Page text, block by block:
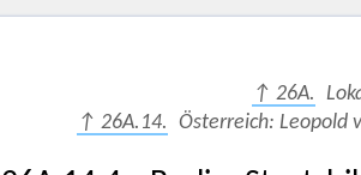
↑ 26A.
↑ 26A.14. Österreich: Leopold